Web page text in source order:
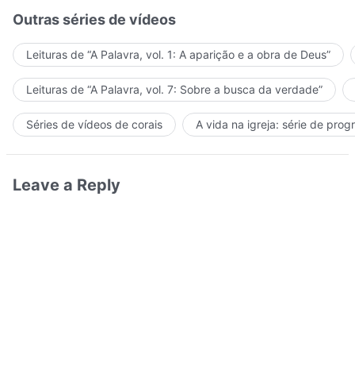
Outras séries de vídeos
Leituras de “A Palavra, vol. 1: A aparição e a obra de Deus”
Leituras de “A Palavra, vol. 7: Sobre a busca da verdade”
Séries de vídeos de corais A vida na igreja: série de
Leave a Reply